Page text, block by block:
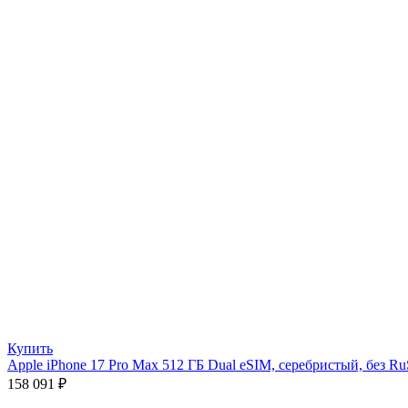
Купить
Apple iPhone 17 Pro Max 512 ГБ Dual eSIM, серебристый, без
158 091 ₽